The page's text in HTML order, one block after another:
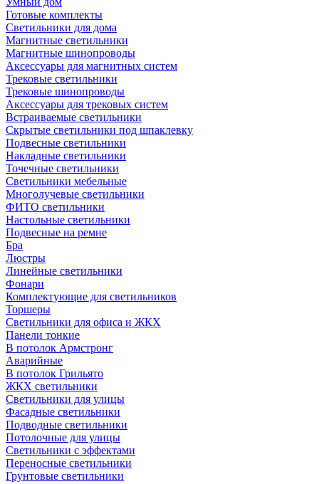
Готовые комплекты
Светильники для дома
Магнитные светильники
Магнитные шинопроводы
Аксессуары для магнитных систем
Трековые светильники
Трековые шинопроводы
Аксессуары для трековых систем
Встраиваемые светильники
Скрытые светильники под шпаклевку
Подвесные светильники
Накладные светильники
Точечные светильники
Светильники мебельные
Многолучевые светильники
ФИТО светильники
Настольные светильники
Подвесные на ремне
Бра
Люстры
Линейные светильники
Фонари
Комплектующие для светильников
Торшеры
Светильники для офиса и ЖКХ
Панели тонкие
В потолок Армстронг
Аварийные
В потолок Грильято
ЖКХ светильники
Светильники для улицы
Фасадные светильники
Подводные светильники
Потолочные для улицы
Светильники с эффектами
Переносные светильники
Грунтовые светильники